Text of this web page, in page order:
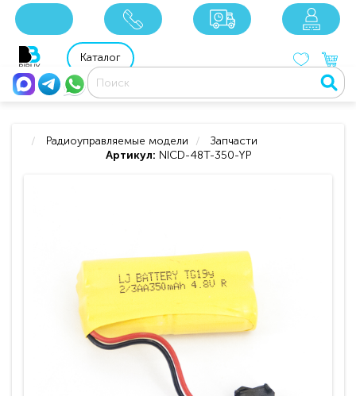
8 800 201 92 06
Каталог
Радиоуправляемые модели
Запчасти
Артикул: NICD-48T-350-YP
xxx